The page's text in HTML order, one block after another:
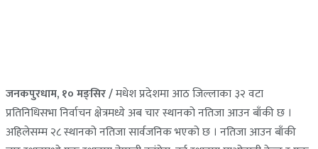
जनकपुरधाम, १० मङ्सिर /मधेश प्रदेशमा आठ जिल्लाका ३२ वटा
प्रतिनिधिसभा निर्वाचन क्षेत्रमध्ये अब चार स्थानको नतिजा आउन बाँकी छ ।
अहिलेसम्म २८ स्थानको नतिजा सार्वजनिक भएको छ । नतिजा आउन बाँकी